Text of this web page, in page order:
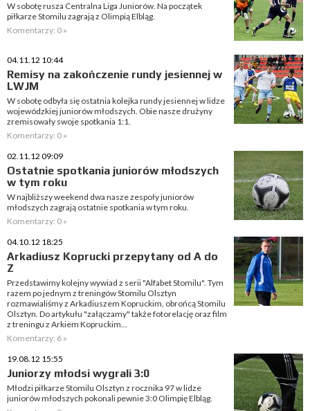
W sobotę rusza Centralna Liga Juniorów. Na początek
piłkarze Stomilu zagrają z Olimpią Elbląg.
Komentarzy: 0 »
04.11.12 10:44
Remisy na zakończenie rundy jesiennej w
LWJM
W sobotę odbyła się ostatnia kolejka rundy jesiennej w lidze
wojewódzkiej juniorów młodszych. Obie nasze drużyny
zremisowały swoje spotkania 1:1.
Komentarzy: 0 »
02.11.12 09:09
Ostatnie spotkania juniorów młodszych
w tym roku
W najbliższy weekend dwa nasze zespoły juniorów
młodszych zagrają ostatnie spotkania w tym roku.
Komentarzy: 0 »
04.10.12 18:25
Arkadiusz Koprucki przepytany od A do
Z
Przedstawimy kolejny wywiad z serii "Alfabet Stomilu". Tym
razem po jednym z treningów Stomilu Olsztyn
rozmawialiśmy z Arkadiuszem Kopruckim, obrońcą Stomilu
Olsztyn. Do artykułu "załączamy" także fotorelację oraz film
z treningu z Arkiem Kopruckim...
Komentarzy: 6 »
19.08.12 15:55
Juniorzy młodsi wygrali 3:0
Młodzi piłkarze Stomilu Olsztyn z rocznika 97 w lidze
juniorów młodszych pokonali pewnie 3:0 Olimpię Elbląg.